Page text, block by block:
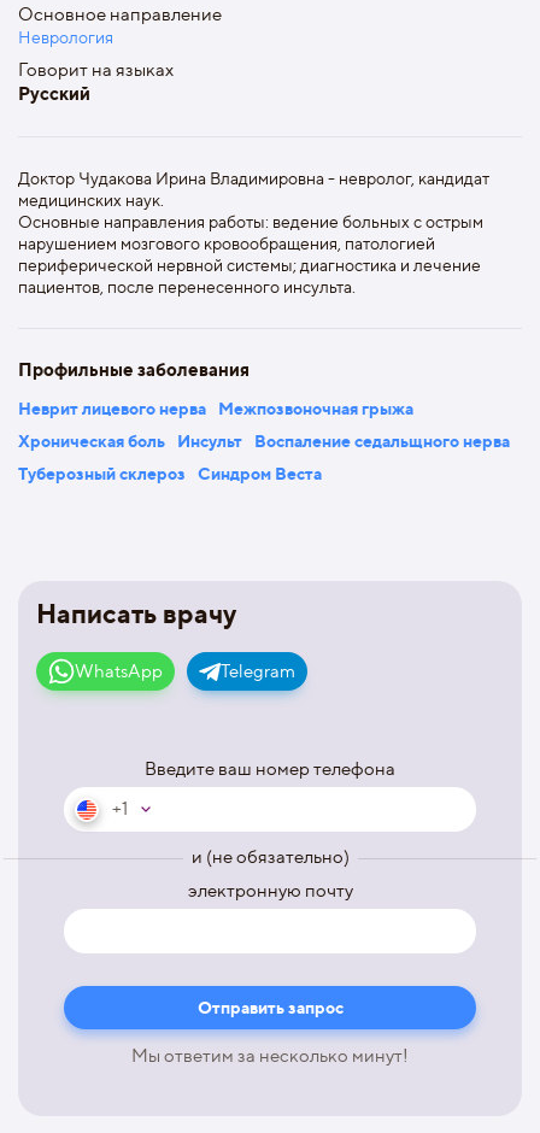
Написать врачу
WhatsApp Telegram
Введите ваш номер телефона
+1
и (не обязательно)
электронную почту
Мы ответим за несколько минут!
Основное направление
Неврология
Говорит на языках
Русский
Доктор Чудакова Ирина Владимировна - невролог, кандидат
медицинских наук.
Основные направления работы: ведение больных с острым
нарушением мозгового кровообращения, патологией
периферической нервной системы; диагностика и лечение
пациентов, после перенесенного инсульта.
Профильные заболевания
Неврит лицевого нерва
Межпозвоночная грыжа
Хроническая боль
Инсульт
Воспаление седальщного нерва
Туберозный склероз
Синдром Веста